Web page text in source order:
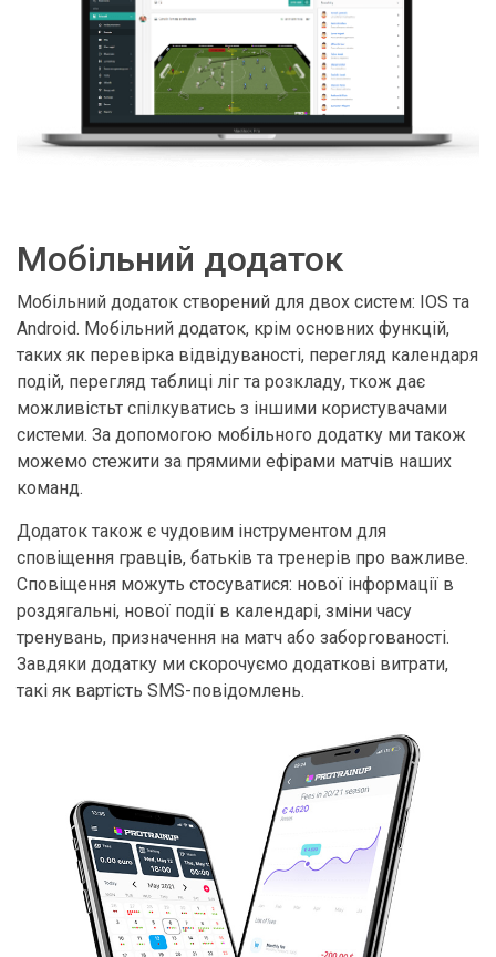
Мобільний додаток
Мобільний додаток створений для двох систем: IOS та
Android. Мобільний додаток, крім основних функцій,
таких як перевірка відвідуваності, перегляд календаря
подій, перегляд таблиці ліг та розкладу, ткож дає
можливістьт спілкуватись з іншими користувачами
системи. За допомогою мобільного додатку ми також
можемо стежити за прямими ефірами матчів наших
команд.
Додаток також є чудовим інструментом для
сповіщення гравців, батьків та тренерів про важливе.
Сповіщення можуть стосуватися: нової інформації в
роздягальні, нової події в календарі, зміни часу
тренувань, призначення на матч або заборгованості.
Завдяки додатку ми скорочуємо додаткові витрати,
такі як вартість SMS-повідомлень.